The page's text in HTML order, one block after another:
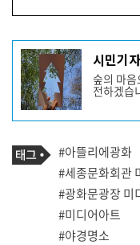
기
사
작
성
자
프
필
시민기
숲의 마
전하겠습
기
사
관
련
태
그
태
그
#아뜰리에광화
#세종문화회관
#광화문광장 미
#미디어아트
#야경명소